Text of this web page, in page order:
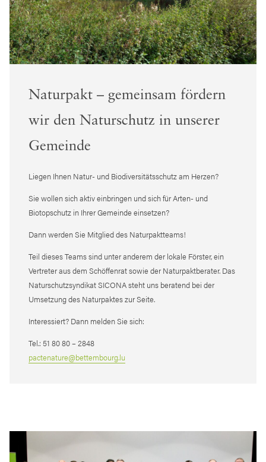
Naturpakt – gemeinsam fördern
wir den Naturschutz in unserer
Gemeinde
Liegen Ihnen Natur- und Biodiversitätsschutz am Herzen?
Sie wollen sich aktiv einbringen und sich für Arten- und
Biotopschutz in Ihrer Gemeinde einsetzen?
Dann werden Sie Mitglied des Naturpaktteams!
Teil dieses Teams sind unter anderem der lokale Förster, ein
Vertreter aus dem Schöffenrat sowie der Naturpaktberater. Das
Naturschutzsyndikat SICONA steht uns beratend bei der
Umsetzung des Naturpaktes zur Seite.
Interessiert? Dann melden Sie sich:
Tel.: 51 80 80 – 2848
pactenature@bettembourg.lu